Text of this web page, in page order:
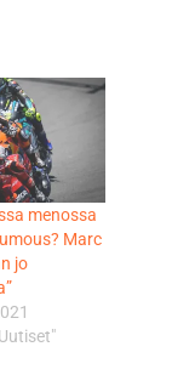
menossa
Marc
jo